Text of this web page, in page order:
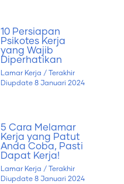
10 Persiapan
Psikotes Kerja
yang Wajib
Diperhatikan
Lamar Kerja / Terakhir
Diupdate8 Januari 2024
5 Cara Melamar
Kerja yang Patut
Anda Coba, Pasti
Dapat Kerja!
Lamar Kerja / Terakhir
Diupdate8 Januari 2024